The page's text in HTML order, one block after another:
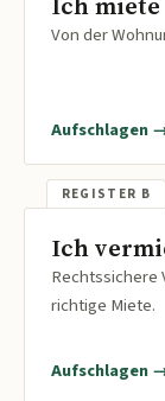
Von der
Aufschlagen
Ich
Rechtssichere
richtige Miete.
Aufschlagen